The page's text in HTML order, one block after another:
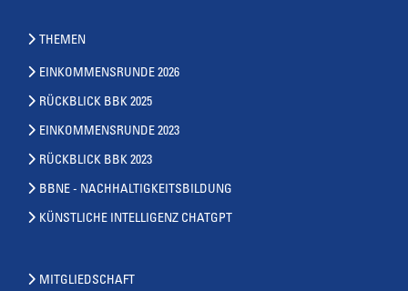
THEMEN
EINKOMMENSRUNDE 2026
RÜCKBLICK BBK 2025
EINKOMMENSRUNDE 2023
RÜCKBLICK BBK 2023
BBNE - NACHHALTIGKEITSBILDUNG
KÜNSTLICHE INTELLIGENZ CHATGPT
MITGLIEDSCHAFT